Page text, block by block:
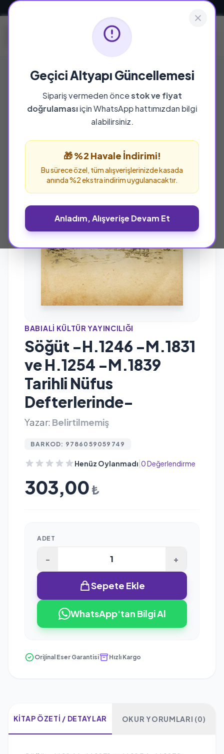
Geçici Altyapı Güncellemesi
Sipariş vermeden öncestok ve fiyat
doğrulamasıiçin WhatsApp hattımızdan bilgi
alabilirsiniz.
🎁 %2 Havale İndirimi!
Bu sürece özel, tüm alışverişlerinizde kasada
anında %2 ekstra indirim uygulanacaktır.
Anladım, Alışverişe Devam Et
BABIALI KÜLTÜR YAYINCILIĞI
Söğüt -H.1246 -M.1831
ve H.1254 -M.1839
Tarihli Nüfus
Defterlerinde-
Yazar: Belirtilmemiş
BARKOD: 9786059059749
Henüz Oylanmadı 0 Değerlendirme
303,00 ₺
ADET
- +
Sepete Ekle
WhatsApp'tan Bilgi Al
Orijinal Eser Garantisi Hızlı Kargo
KITAP ÖZETI / DETAYLAR OKUR YORUMLARI (0)